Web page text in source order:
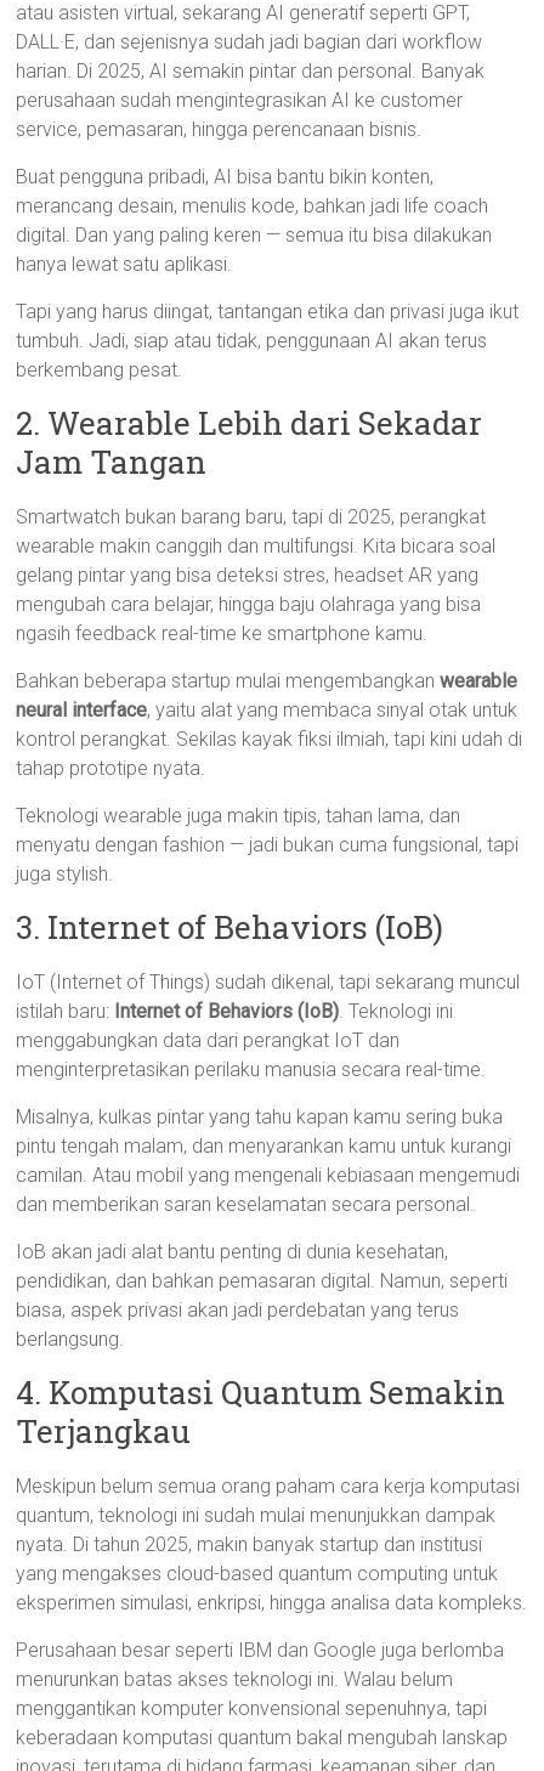
atau asisten virtual, sekarang AI generatif seperti GPT,
DALL·E, dan sejenisnya sudah jadi bagian dari workflow
harian. Di 2025, AI semakin pintar dan personal. Banyak
perusahaan sudah mengintegrasikan AI ke customer
service, pemasaran, hingga perencanaan bisnis.
Buat pengguna pribadi, AI bisa bantu bikin konten,
merancang desain, menulis kode, bahkan jadi life coach
digital. Dan yang paling keren — semua itu bisa dilakukan
hanya lewat satu aplikasi.
Tapi yang harus diingat, tantangan etika dan privasi juga ikut
tumbuh. Jadi, siap atau tidak, penggunaan AI akan terus
berkembang pesat.
2. Wearable Lebih dari Sekadar
Jam Tangan
Smartwatch bukan barang baru, tapi di 2025, perangkat
wearable makin canggih dan multifungsi. Kita bicara soal
gelang pintar yang bisa deteksi stres, headset AR yang
mengubah cara belajar, hingga baju olahraga yang bisa
ngasih feedback real-time ke smartphone kamu.
Bahkan beberapa startup mulai mengembangkanwearable
neural interface, yaitu alat yang membaca sinyal otak untuk
kontrol perangkat. Sekilas kayak fiksi ilmiah, tapi kini udah di
tahap prototipe nyata.
Teknologi wearable juga makin tipis, tahan lama, dan
menyatu dengan fashion — jadi bukan cuma fungsional, tapi
juga stylish.
3. Internet of Behaviors (IoB)
IoT (Internet of Things) sudah dikenal, tapi sekarang muncul
istilah baru: Internet of Behaviors (IoB). Teknologi ini
menggabungkan data dari perangkat IoT dan
menginterpretasikan perilaku manusia secara real-time.
Misalnya, kulkas pintar yang tahu kapan kamu sering buka
pintu tengah malam, dan menyarankan kamu untuk kurangi
camilan. Atau mobil yang mengenali kebiasaan mengemudi
dan memberikan saran keselamatan secara personal.
IoB akan jadi alat bantu penting di dunia kesehatan,
pendidikan, dan bahkan pemasaran digital. Namun, seperti
biasa, aspek privasi akan jadi perdebatan yang terus
berlangsung.
4. Komputasi Quantum Semakin
Terjangkau
Meskipun belum semua orang paham cara kerja komputasi
quantum, teknologi ini sudah mulai menunjukkan dampak
nyata. Di tahun 2025, makin banyak startup dan institusi
yang mengakses cloud-based quantum computing untuk
eksperimen simulasi, enkripsi, hingga analisa data kompleks.
Perusahaan besar seperti IBM dan Google juga berlomba
menurunkan batas akses teknologi ini. Walau belum
menggantikan komputer konvensional sepenuhnya, tapi
keberadaan komputasi quantum bakal mengubah lanskap